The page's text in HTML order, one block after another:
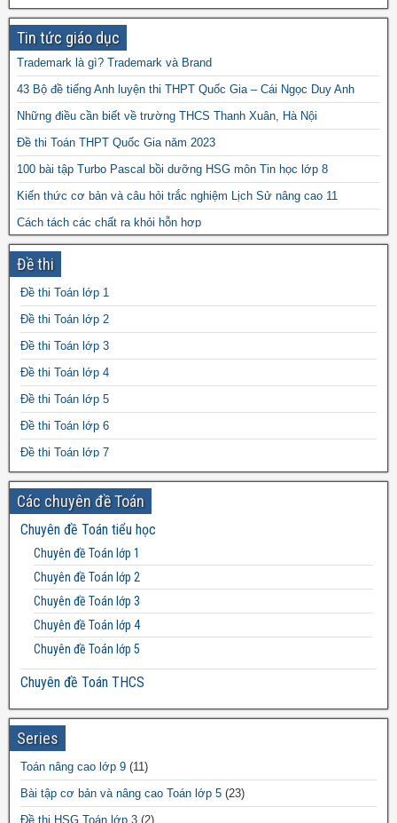
Tin tức giáo dục
Trademark là gì? Trademark và Brand
43 Bộ đề tiếng Anh luyện thi THPT Quốc Gia – Cái Ngọc Duy Anh
Những điều cần biết về trường THCS Thanh Xuân, Hà Nội
Đề thi Toán THPT Quốc Gia năm 2023
100 bài tập Turbo Pascal bồi dưỡng HSG môn Tin học lớp 8
Kiến thức cơ bản và câu hỏi trắc nghiệm Lịch Sử nâng cao 11
Cách tách các chất ra khỏi hỗn hợp
Ngữ pháp và bài tập tiếng Anh lớp 5 file word
Chuyên đề bồi dưỡng HSG Tin học lớp 8 câu lệnh if … then … else
Thủ thuật giải bài tập trắc nghiệm lượng giác bằng máy tính bỏ túi
Đề thi
Đề thi Toán lớp 1
Đề thi Toán lớp 2
Đề thi Toán lớp 3
Đề thi Toán lớp 4
Đề thi Toán lớp 5
Đề thi Toán lớp 6
Đề thi Toán lớp 7
Đề thi Toán lớp 8
Đề thi Toán lớp 9
Đề thi Toán lớp 10
Đề thi Toán lớp 11
Đề thi Toán lớp 12
Các chuyên đề Toán
Chuyên đề Toán tiểu học
Chuyên đề Toán lớp 1
Chuyên đề Toán lớp 2
Chuyên đề Toán lớp 3
Chuyên đề Toán lớp 4
Chuyên đề Toán lớp 5
Chuyên đề Toán THCS
Bất đẳng thức THCS
Chuyên đề Toán lớp 6
Chuyên đề Toán lớp 7
Chuyên đề Toán lớp 8
Chuyên đề Toán lớp 9
Series
Toán nâng cao lớp 9 (11)
Bài tập cơ bản và nâng cao Toán lớp 5 (23)
Đề thi HSG Toán lớp 3 (2)